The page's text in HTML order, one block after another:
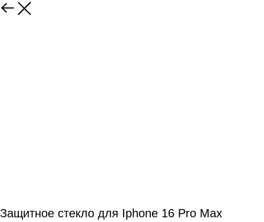
Защитное стекло для Iphone 16 Pro Max